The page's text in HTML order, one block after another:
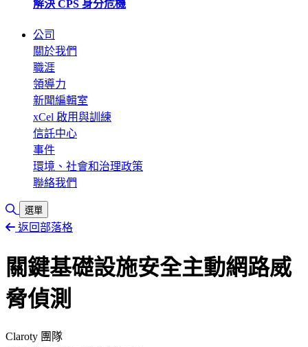
解決 CPS 身分危機
公司
關於我們
職涯
領導力
新聞編輯室
xCel 啟用與訓練
信託中心
事件
環境、社會和治理政策
聯絡我們
切換搜尋
選單
返回部落格
關鍵基礎設施安全主動網路威
脅偵測
Claroty 團隊